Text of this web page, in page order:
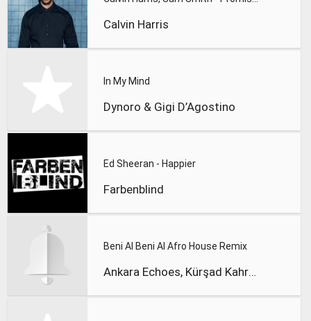
Calvin Harris
In My Mind
Dynoro & Gigi D’Agostino
Ed Sheeran - Happier
Farbenblind
Beni Al Beni Al Afro House Remix
Ankara Echoes, Kürşad Kahraman